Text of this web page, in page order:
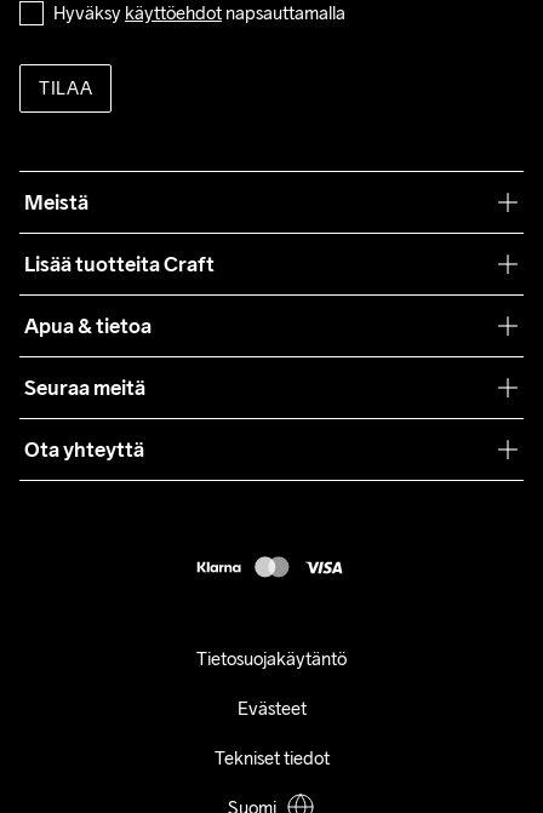
Hyväksy käyttöehdot napsauttamalla
TILAA
Meistä
Lisää tuotteita Craft
Yhteistyöt
Lehdistö
Apua & tietoa
Käyttöehdot
Asiakaspalvelu
Seuraa meitä
Ota yhteyttä
Tietosuojakäytäntö
Evästeet
Tekniset tiedot
Suomi